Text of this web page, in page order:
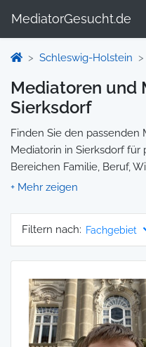
MediatorGesucht.de
Schleswig-Holstein
Mediatoren und
Sierksdorf
Finden Sie den passenden
Mediatorin in Sierksdorf
Bereichen Familie, Beruf,
enthält Informationen zu
Ihre Mediation auswählen
Wir selbst vermitteln keine
Filtern nach: Fachgebiet